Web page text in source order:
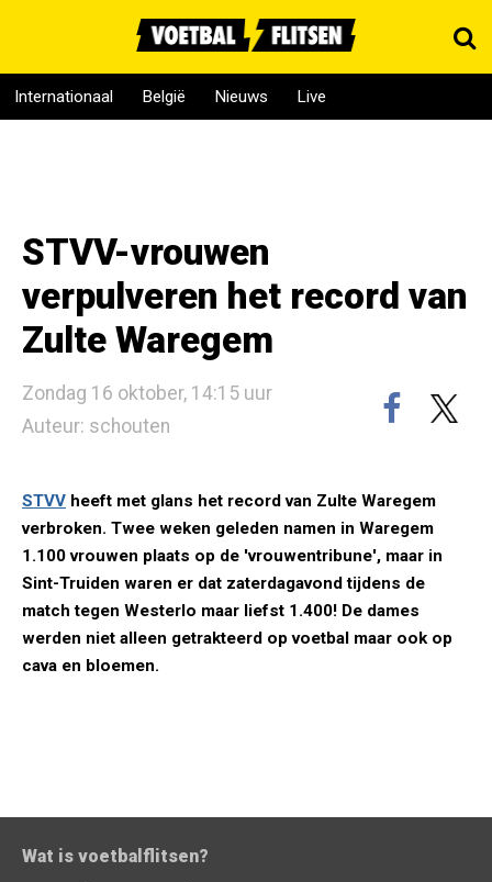
Internationaal België Nieuws Live
STVV-vrouwen
verpulveren het record van
Zulte Waregem
Zondag 16 oktober, 14:15 uur
Auteur: schouten
STVV heeft met glans het record van Zulte Waregem
verbroken. Twee weken geleden namen in Waregem
1.100 vrouwen plaats op de 'vrouwentribune', maar in
Sint-Truiden waren er dat zaterdagavond tijdens de
match tegen Westerlo maar liefst 1.400! De dames
werden niet alleen getrakteerd op voetbal maar ook op
cava en bloemen.
Wat is voetbalflitsen?